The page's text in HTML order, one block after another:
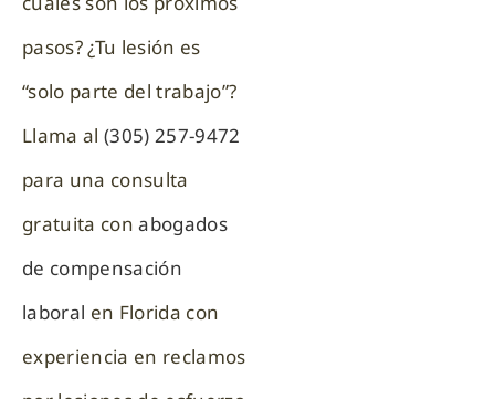
pasos? ¿Tu lesión es
“solo parte del trabajo”?
Llama al(305) 257-9472
para una consulta
gratuita conabogados
de compensación
laboral en Florida con
experiencia en reclamos